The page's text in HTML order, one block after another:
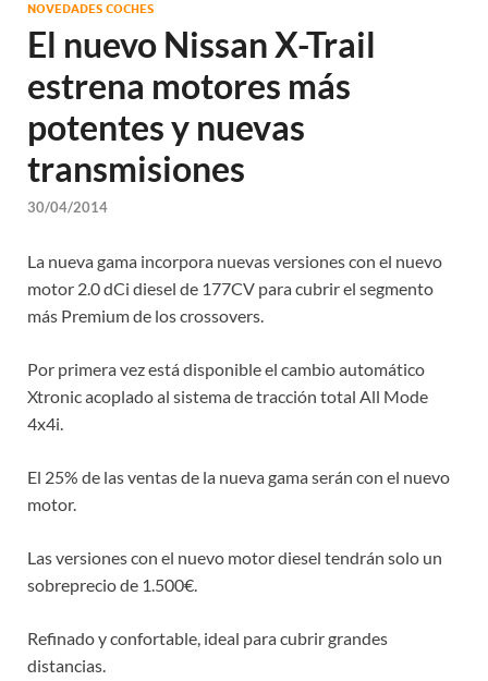
NOVEDADES COCHES
El nuevo Nissan X-Trail
estrena motores más
potentes y nuevas
transmisiones
30/04/2014
La nueva gama incorpora nuevas versiones con el nuevo
motor 2.0 dCi diesel de 177CV para cubrir el segmento
más Premium de los crossovers.
Por primera vez está disponible el cambio automático
Xtronic acoplado al sistema de tracción total All Mode
4x4i.
El 25% de las ventas de la nueva gama serán con el nuevo
motor.
Las versiones con el nuevo motor diesel tendrán solo un
sobreprecio de 1.500€.
Refinado y confortable, ideal para cubrir grandes
distancias.